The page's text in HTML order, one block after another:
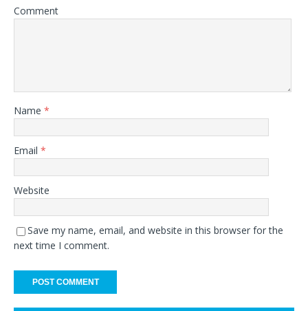
Comment
Name *
Email *
Website
Save my name, email, and website in this browser for the
next time I comment.